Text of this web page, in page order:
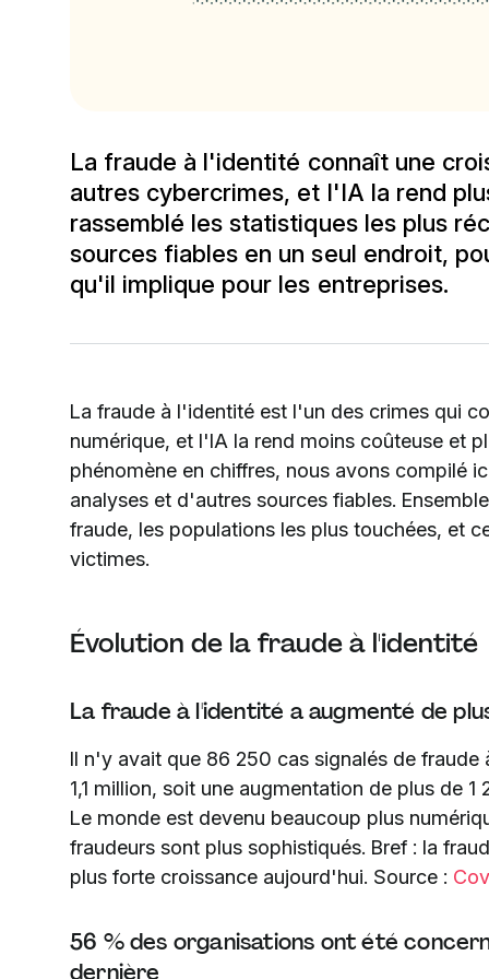
La fraude à l'identité connaît une
autres cybercrimes, et l'IA la rend
rassemblé les statistiques les plus
sources fiables en un seul endroit,
qu'il implique pour les entreprises.
La fraude à l'identité est l'un des crimes qui
numérique, et l'IA la rend moins coûteuse et
phénomène en chiffres, nous avons compilé
analyses et d'autres sources fiables.
fraude, les populations les plus touchées, et
victimes.
Évolution de la fraude à l'identité
La fraude à l'identité a augmenté de
Il n'y avait que 86 250 cas signalés de
1,1 million, soit une augmentation de plus de
Le monde est devenu beaucoup plus
fraudeurs sont plus sophistiqués. Bref : la
plus forte croissance aujourd'hui. Source :
56 % des organisations ont été
dernière